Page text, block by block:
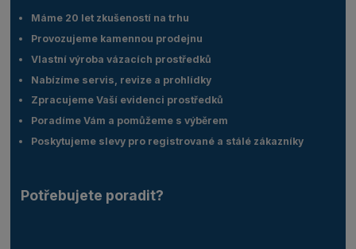
Máme 20 let zkušeností na trhu
Provozujeme kamennou prodejnu
Vlastní výroba vázacích prostředků
Nabízíme servis, revize a prohlídky
Zpracujeme Vaší evidenci prostředků
Poradíme Vám a pomůžeme s výběrem
Poskytujeme slevy pro registrované a stálé zákazníky
Potřebujete poradit?